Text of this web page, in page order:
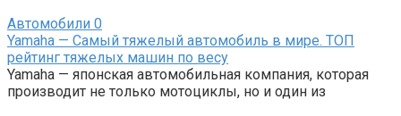
Автомобили 0
Yamaha — Самый тяжелый автомобиль в мире. ТОП
рейтинг тяжелых машин по весу
Yamaha — японская автомобильная компания, которая
производит не только мотоциклы, но и один из